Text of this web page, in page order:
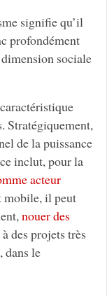
signifie qu’il
profondément
sociale
Stratégiquement,
de la puissance
inclut, pour la
acteur
mobile, il peut
nouer des
des projets très
dans le